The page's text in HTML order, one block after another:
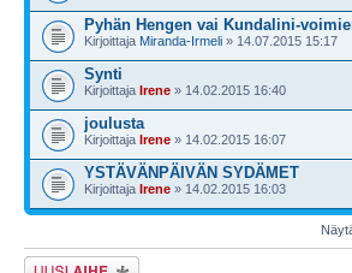
Pyhän Hengen vai Kundalini-
Kirjoittaja Miranda-Irmeli » 14.07.2015 15:17
Synti
Kirjoittaja Irene » 14.02.2015 16:40
joulusta
Kirjoittaja Irene » 14.02.2015 16:07
YSTÄVÄNPÄIVÄN SYDÄMET
Kirjoittaja Irene » 14.02.2015 16:03
Lähetä uusi viesti